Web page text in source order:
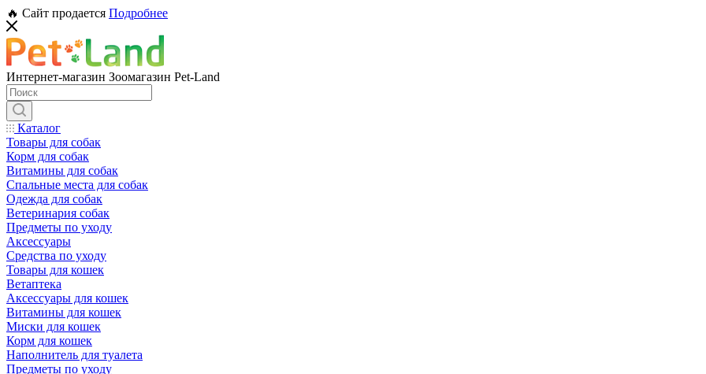
🔥 Сайт продается Подробнее
Интернет-магазин Зоомагазин Pet-Land
Каталог
Товары для собак
Корм для собак
Витамины для собак
Спальные места для собак
Одежда для собак
Ветеринария собак
Предметы по уходу
Аксессуары
Средства по уходу
Товары для кошек
Ветаптека
Аксессуары для кошек
Витамины для кошек
Миски для кошек
Корм для кошек
Наполнитель для туалета
Предметы по уходу